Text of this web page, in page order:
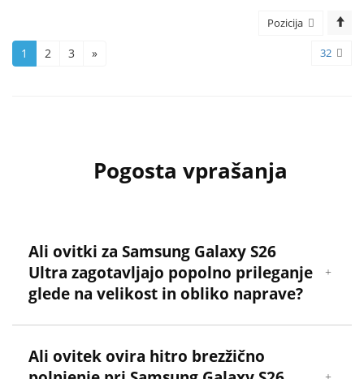
Pozicija
32
1 2 3 »
Pogosta vprašanja
Ali ovitki za Samsung Galaxy S26
Ultra zagotavljajo popolno prileganje
glede na velikost in obliko naprave?
Ali ovitek ovira hitro brezžično